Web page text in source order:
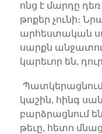
ոնց է մարդը
թոքեր չունի։
արհեստական
սարքն
կարեւոր են,
Պատկերացնում
կաշին, հինգ
բարձրացնում
թեւը, հետո